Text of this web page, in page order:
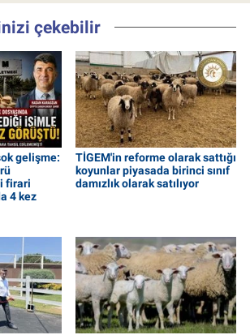
çekebilir
gelişme:
firari
4 kez
TİGEM'in reforme olarak sattığı
koyunlar piyasada birinci sınıf
damızlık olarak satılıyor